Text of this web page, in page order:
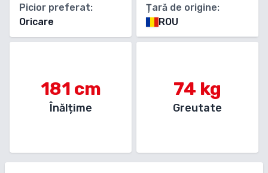
Picior preferat:
Oricare
Țară de origine:
ROU
181 cm
Înălțime
74 kg
Greutate